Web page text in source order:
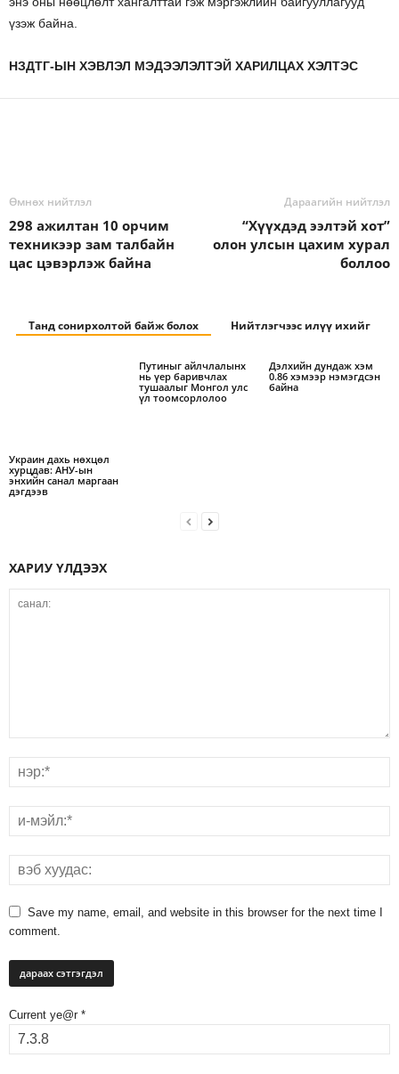
үзэж байна.
НЗДТГ-ЫН ХЭВЛЭЛ МЭДЭЭЛЭЛТЭЙ ХАРИЛЦАХ ХЭЛТЭС
Өмнөх нийтлэл
298 ажилтан 10 орчим
техникээр зам талбайн
цас цэвэрлэж байна
Дараагийн нийтлэл
“Хүүхдэд ээлтэй хот”
олон улсын цахим хурал
боллоо
Танд сонирхолтой байж болох Нийтлэгчээс илүү ихийг
Украин дахь нөхцөл
хурцдав: АНУ-ын
энхийн санал маргаан
дэгдээв
Путиныг айлчлалынх
нь үер баривчлах
тушаалыг Монгол улс
үл тоомсорлолоо
Дэлхийн дундаж хэм
0.86 хэмээр нэмэгдсэн
байна
ХАРИУ ҮЛДЭЭХ
Save my name, email, and website in this browser for the next time I
comment.
Current ye@r *